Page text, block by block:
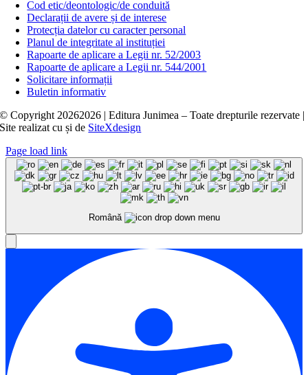
Cod etic/deontologic/de conduită
Declarații de avere și de interese
Protecția datelor cu caracter personal
Planul de integritate al instituției
Rapoarte de aplicare a Legii nr. 52/2003
Rapoarte de aplicare a Legii nr. 544/2001
Solicitare informații
Buletin informativ
© Copyright 20262026 | Editura Junimea – Toate drepturile rezervate |
Site realizat cușide SiteXdesign
Page load link
Română